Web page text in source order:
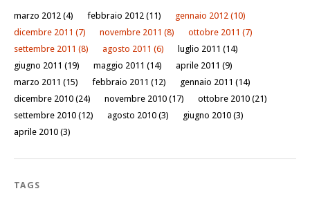
marzo 2012 (4) febbraio 2012 (11) gennaio 2012 (10)
dicembre 2011 (7) novembre 2011 (8) ottobre 2011 (7)
settembre 2011 (8) agosto 2011 (6) luglio 2011 (14)
giugno 2011 (19) maggio 2011 (14) aprile 2011 (9)
marzo 2011 (15) febbraio 2011 (12) gennaio 2011 (14)
dicembre 2010 (24) novembre 2010 (17) ottobre 2010 (21)
settembre 2010 (12) agosto 2010 (3) giugno 2010 (3)
aprile 2010 (3)
TAGS